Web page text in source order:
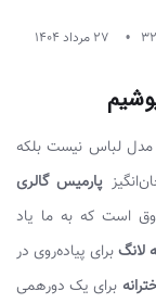
لباس نیست بلکه
پارمیس گالری
است که به ما یاد
لانگبرای پیاده‌روی در
برای یک دورهمی